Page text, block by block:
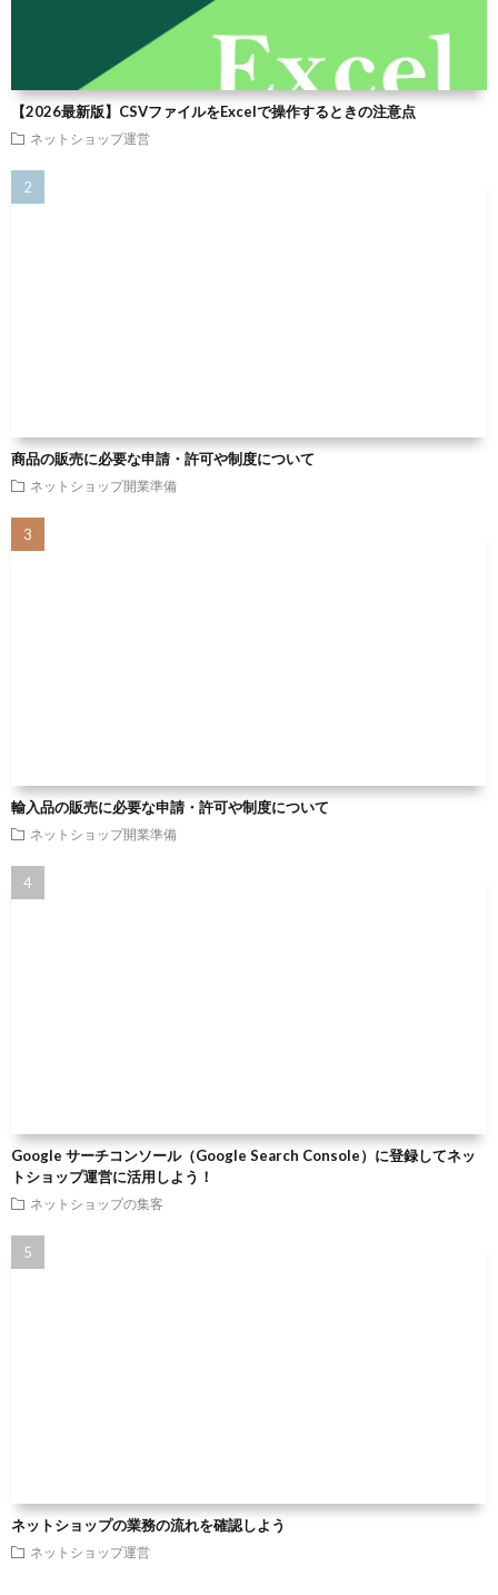
【2026最新版】CSVファイルをExcelで操作するときの注意点
ネットショップ運営
商品の販売に必要な申請・許可や制度について
ネットショップ開業準備
輸入品の販売に必要な申請・許可や制度について
ネットショップ開業準備
Google サーチコンソール（Google Search Console）に登録してネッ
トショップ運営に活用しよう！
ネットショップの集客
ネットショップの業務の流れを確認しよう
ネットショップ運営